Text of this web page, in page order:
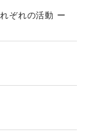
ぞれの活動 ー